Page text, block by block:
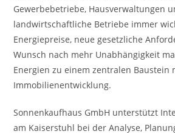
Gewerbebetriebe, Hausverwaltungen
landwirtschaftliche Betriebe immer
Energiepreise, neue gesetzliche
Wunsch nach mehr Unabhängigkeit
Energien zu einem zentralen Baustein
Immobilienentwicklung.
Sonnenkaufhaus GmbH unterstützt
am Kaiserstuhl bei der Analyse,